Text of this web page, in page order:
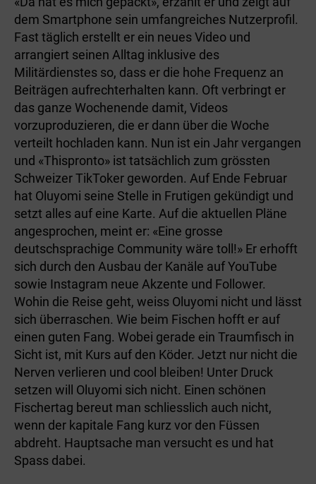
dem Smartphone sein umfangreiches Nutzerprofil.
Fast täglich erstellt er ein neues Video und
arrangiert seinen Alltag inklusive des
Militärdienstes so, dass er die hohe Frequenz an
Beiträgen aufrechterhalten kann. Oft verbringt er
das ganze Wochenende damit, Videos
vorzuproduzieren, die er dann über die Woche
verteilt hochladen kann. Nun ist ein Jahr vergangen
und «Thispronto» ist tatsächlich zum grössten
Schweizer TikToker geworden. Auf Ende Februar
hat Oluyomi seine Stelle in Frutigen gekündigt und
setzt alles auf eine Karte. Auf die aktuellen Pläne
angesprochen, meint er: «Eine grosse
deutschsprachige Community wäre toll!» Er erhofft
sich durch den Ausbau der Kanäle auf YouTube
sowie Instagram neue Akzente und Follower.
Wohin die Reise geht, weiss Oluyomi nicht und lässt
sich überraschen. Wie beim Fischen hofft er auf
einen guten Fang. Wobei gerade ein Traumfisch in
Sicht ist, mit Kurs auf den Köder. Jetzt nur nicht die
Nerven verlieren und cool bleiben! Unter Druck
setzen will Oluyomi sich nicht. Einen schönen
Fischertag bereut man schliesslich auch nicht,
wenn der kapitale Fang kurz vor den Füssen
abdreht. Hauptsache man versucht es und hat
Spass dabei.